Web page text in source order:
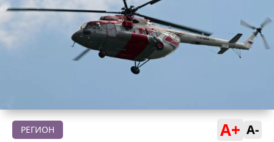
РЕГИОН A+ A-